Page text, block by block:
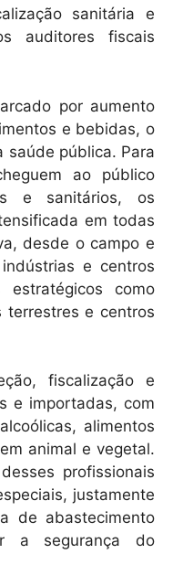
sanitária e
auditores fiscais
por aumento
e bebidas, o
saúde pública. Para
ao público
e sanitários, os
em todas
desde o campo e
e centros
como
terrestres e centros
fiscalização e
e importadas, com
alimentos
animal e vegetal.
profissionais
justamente
de abastecimento
a segurança do